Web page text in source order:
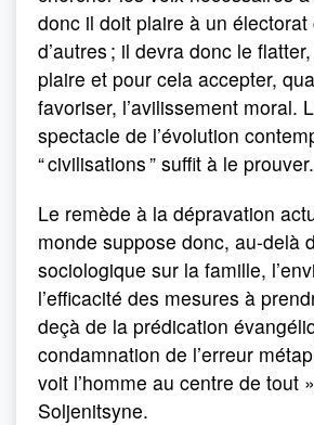
donc il doit plaire à un
d’autres ; il devra donc le
plaire et pour cela accepter,
favoriser, l’avilissement moral.
spectacle de l’évolution
“ civilisations ” suffit à le prouver.
Le remède à la dépravation
monde suppose donc, au-delà
sociologique sur la famille,
l’efficacité des mesures à
deçà de la prédication
condamnation de l’erreur
voit l’homme au centre de tout
Soljenitsyne.